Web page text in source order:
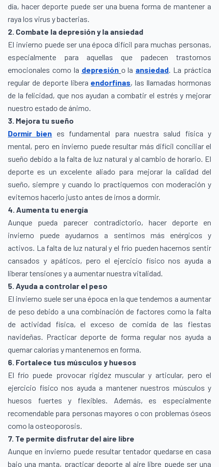
día, hacer deporte puede ser una buena forma de mantener a
raya los virus y bacterias.
2. Combate la depresión y la ansiedad
El invierno puede ser una época difícil para muchas personas,
especialmente para aquellas que padecen trastornos
emocionales como la depresión o la ansiedad. La práctica
regular de deporte libera endorfinas, las llamadas hormonas
de la felicidad, que nos ayudan a combatir el estrés y mejorar
nuestro estado de ánimo.
3. Mejora tu sueño
Dormir bien es fundamental para nuestra salud física y
mental, pero en invierno puede resultar más difícil conciliar el
sueño debido a la falta de luz natural y al cambio de horario. El
deporte es un excelente aliado para mejorar la calidad del
sueño, siempre y cuando lo practiquemos con moderación y
evitemos hacerlo justo antes de irnos a dormir.
4. Aumenta tu energía
Aunque pueda parecer contradictorio, hacer deporte en
invierno puede ayudarnos a sentirnos más enérgicos y
activos. La falta de luz natural y el frío pueden hacernos sentir
cansados y apáticos, pero el ejercicio físico nos ayuda a
liberar tensiones y a aumentar nuestra vitalidad.
5. Ayuda a controlar el peso
El invierno suele ser una época en la que tendemos a aumentar
de peso debido a una combinación de factores como la falta
de actividad física, el exceso de comida de las fiestas
navideñas. Practicar deporte de forma regular nos ayuda a
quemar calorías y mantenernos en forma.
6. Fortalece tus músculos y huesos
El frío puede provocar rigidez muscular y articular, pero el
ejercicio físico nos ayuda a mantener nuestros músculos y
huesos fuertes y flexibles. Además, es especialmente
recomendable para personas mayores o con problemas óseos
como la osteoporosis.
7. Te permite disfrutar del aire libre
Aunque en invierno puede resultar tentador quedarse en casa
bajo una manta, practicar deporte al aire libre puede ser una